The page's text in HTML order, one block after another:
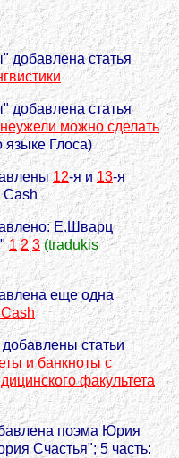
добавлена статья
добавлена статья
можно сделать
языке Глоса)
12-я и 13-я
Cash
Е.Шварц
1 2 3 (tradukis
еще одна
статьи
и банкноты с
факультета
поэма Юрия
Счастья"; 5 часть: